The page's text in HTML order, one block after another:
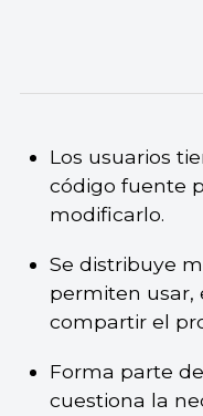
Los usuarios
código fuente
modificarlo.
Se distribuye
permiten usar,
compartir el
Forma parte
cuestiona la